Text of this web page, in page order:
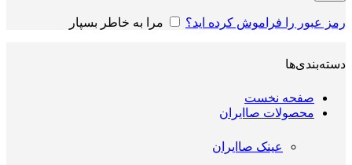
رمز عبور را فراموش کرده اید؟ مرا به خاطر بسپار
دسته‌بندی‌ها
صفحه نخست
محصولات صاایران
عینک صاایران